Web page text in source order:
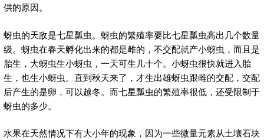
供的原因。
蚜虫的天敌是七星瓢虫。蚜虫的繁殖率要比七星瓢虫高出几个数量
级。蚜虫在春天孵化出来的都是雌的，不交配就产小蚜虫，而且是
胎生，大蚜虫生小蚜虫，一天可生几十个。小蚜虫很快就进入胎
生，也生小蚜虫。直到秋天来了，才生出雄蚜虫跟雌的交配，交配
后产生的是卵，可以越冬。而七星瓢虫的繁殖率很低，还受限制于
蚜虫的多少。
水果在天然情况下有大小年的现象，因为一些微量元素从土壤石块